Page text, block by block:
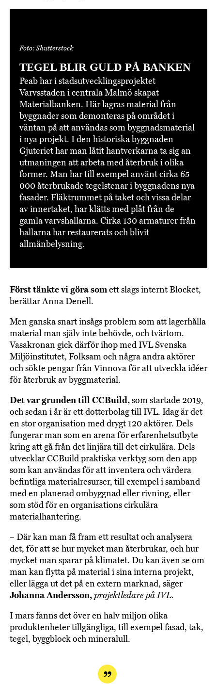
Foto: Shutterstock
TEGEL BLIR GULD PÅ BANKEN
Peab har i stadsutvecklingsprojektet
Varvsstaden i centrala Malmö skapat
Materialbanken. Här lagras material från
byggnader som demonteras på området i
väntan på att användas som byggnadsmaterial
i nya projekt. I den historiska byggnaden
Gjuteriet har man låtit hantverkarna ta sig an
utmaningen att arbeta med återbruk i olika
former. Man har till exempel använt cirka 65
000 återbrukade tegelstenar i byggnadens nya
fasader. Fläktrummet på taket och vissa delar
av innertaket, har klätts med plåt från de
gamla varvshallarna. Cirka 130 armaturer från
hallarna har restaurerats och blivit
allmänbelysning.
Först tänkte vi göra somett slags internt Blocket,
berättar Anna Denell.
Men ganska snart insågs problem som att lagerhålla
material man själv inte behövde, och tvärtom.
Vasakronan gick därför ihop med IVL Svenska
Miljöinstitutet, Folksam och några andra aktörer
och sökte pengar från Vinnova för att utveckla idéer
för återbruk av byggmaterial.
Det var grunden till CCBuild,som startade 2019,
och sedan i år är ett dotterbolag till IVL. Idag är det
en stor organisation med drygt 120 aktörer. Dels
fungerar man som en arena för erfarenhetsutbyte
kring att gå från det linjära till det cirkulära. Dels
utvecklar CCBuild praktiska verktyg som den app
som kan användas för att inventera och värdera
befintliga materialresurser, till exempel i samband
med en planerad ombyggnad eller rivning, eller
som stöd för en organisations cirkulära
materialhantering.
– Där kan man få fram ett resultat och analysera
det, för att se hur mycket man återbrukar, och hur
mycket man sparar på klimatet. Du kan även se om
man kan flytta på material i sina interna projekt,
eller lägga ut det på en extern marknad, säger
Johanna Andersson,projektledare på IVL.
I mars fanns det över en halv miljon olika
produktenheter tillgängliga, till exempel fasad, tak,
tegel, byggblock och mineralull.